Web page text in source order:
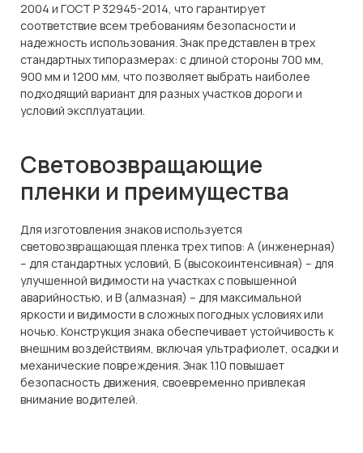
2004 и ГОСТ Р 32945-2014, что гарантирует
соответствие всем требованиям безопасности и
надежность использования. Знак представлен в трех
стандартных типоразмерах: с длиной стороны 700 мм,
900 мм и 1200 мм, что позволяет выбрать наиболее
подходящий вариант для разных участков дороги и
условий эксплуатации.
Световозвращающие
пленки и преимущества
Для изготовления знаков используется
световозвращающая пленка трех типов: А (инженерная)
– для стандартных условий, Б (высокоинтенсивная) – для
улучшенной видимости на участках с повышенной
аварийностью, и В (алмазная) – для максимальной
яркости и видимости в сложных погодных условиях или
ночью. Конструкция знака обеспечивает устойчивость к
внешним воздействиям, включая ультрафиолет, осадки и
механические повреждения. Знак 1.10 повышает
безопасность движения, своевременно привлекая
внимание водителей.